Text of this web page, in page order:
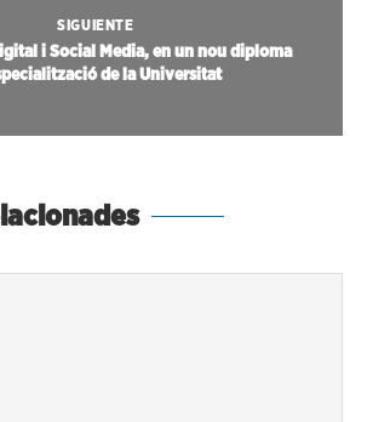
SIGUIENTE
i Social Media, en un nou diploma
de la Universitat